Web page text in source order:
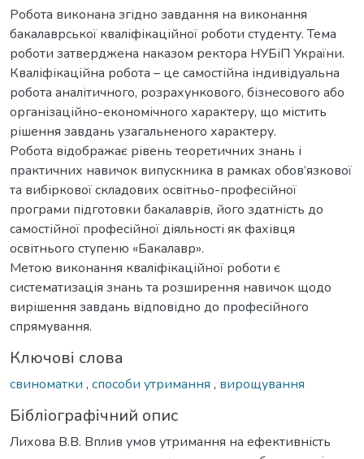
Робота виконана згідно завдання на виконання
бакалаврської кваліфікаційної роботи студенту. Тема
роботи затверджена наказом ректора НУБіП України.
Кваліфікаційна робота – це самостійна індивідуальна
робота аналітичного, розрахункового, бізнесового або
організаційно-економічного характеру, що містить
рішення завдань узагальненого характеру.
Робота відображає рівень теоретичних знань і
практичних навичок випускника в рамках обов’язкової
та вибіркової складових освітньо-професійної
програми підготовки бакалаврів, його здатність до
самостійної професійної діяльності як фахівця
освітнього ступеню «Бакалавр».
Метою виконання кваліфікаційної роботи є
систематизація знань та розширення навичок щодо
вирішення завдань відповідно до професійного
спрямування.
Ключові слова
свиноматки , способи утримання , вирощування
Бібліографічний опис
Лихова В.В. Вплив умов утримання на ефективність